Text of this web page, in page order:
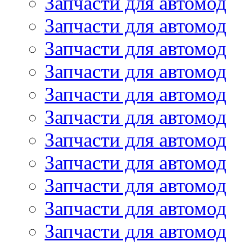
Запчасти для
Запчасти для
Запчасти для
Запчасти для
Запчасти для
Запчасти для
Запчасти для
Запчасти для
Запчасти для
Запчасти для